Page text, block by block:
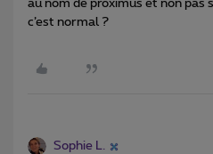
au nom de proximus et non pas
c’est normal ?
Sophie L.